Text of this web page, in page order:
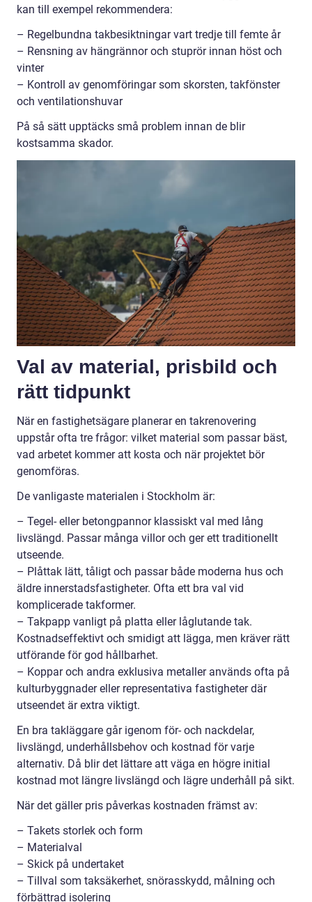
kan till exempel rekommendera:
– Regelbundna takbesiktningar vart tredje till femte år
– Rensning av hängrännor och stuprör innan höst och
vinter
– Kontroll av genomföringar som skorsten, takfönster
och ventilationshuvar
På så sätt upptäcks små problem innan de blir
kostsamma skador.
Val av material, prisbild och
rätt tidpunkt
När en fastighetsägare planerar en takrenovering
uppstår ofta tre frågor: vilket material som passar bäst,
vad arbetet kommer att kosta och när projektet bör
genomföras.
De vanligaste materialen i Stockholm är:
– Tegel- eller betongpannor klassiskt val med lång
livslängd. Passar många villor och ger ett traditionellt
utseende.
– Plåttak lätt, tåligt och passar både moderna hus och
äldre innerstadsfastigheter. Ofta ett bra val vid
komplicerade takformer.
– Takpapp vanligt på platta eller låglutande tak.
Kostnadseffektivt och smidigt att lägga, men kräver rätt
utförande för god hållbarhet.
– Koppar och andra exklusiva metaller används ofta på
kulturbyggnader eller representativa fastigheter där
utseendet är extra viktigt.
En bra takläggare går igenom för- och nackdelar,
livslängd, underhållsbehov och kostnad för varje
alternativ. Då blir det lättare att väga en högre initial
kostnad mot längre livslängd och lägre underhåll på sikt.
När det gäller pris påverkas kostnaden främst av:
– Takets storlek och form
– Materialval
– Skick på undertaket
– Tillval som taksäkerhet, snörasskydd, målning och
förbättrad isolering